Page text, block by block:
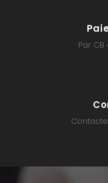
Par